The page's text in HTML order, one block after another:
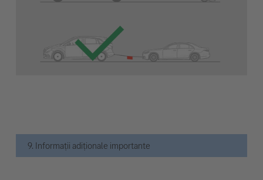
9. Informații adiționale importante